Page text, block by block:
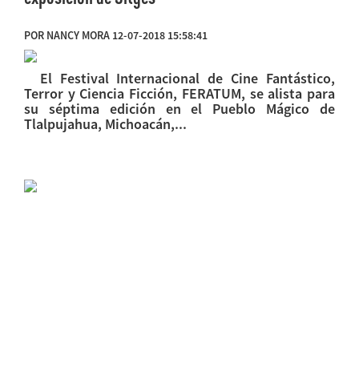
POR NANCY MORA 12-07-2018 15:58:41
El Festival Internacional de Cine Fantástico,
Terror y Ciencia Ficción, FERATUM, se alista para
su séptima edición en el Pueblo Mágico de
Tlalpujahua, Michoacán,...